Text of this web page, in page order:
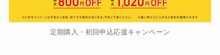
定期購入・初回申込応援キャンペーン